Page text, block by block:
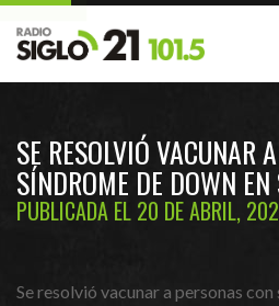
SE RESOLVIÓ VACUNAR
SÍNDROME DE DOWN EN
PUBLICADA EL 20 DE ABRIL,
Se resolvió vacunar a personas